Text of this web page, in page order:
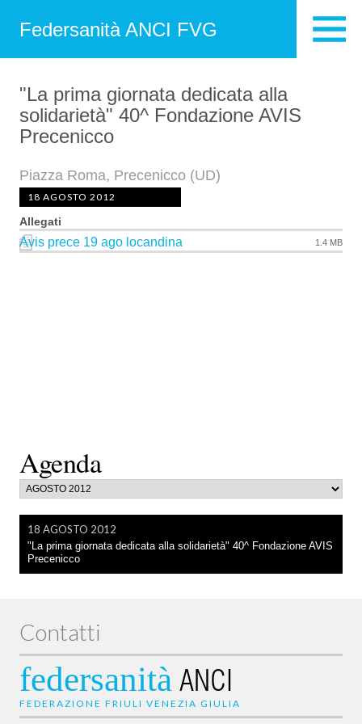
Federsanità ANCI FVG
Agenda
18 AGOSTO 2012
"La prima giornata dedicata alla solidarietà" 40^ Fondazione AVIS
Precenicco
"La prima giornata dedicata alla
solidarietà" 40^ Fondazione AVIS
Precenicco
Piazza Roma, Precenicco (UD)
18 AGOSTO 2012
Allegati
Avis prece 19 ago locandina 1.4 MB
Contatti
federsanità ANCI
FEDERAZIONE FRIULI VENEZIA GIULIA